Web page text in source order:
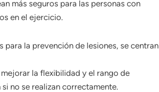
más seguros para las personas con
en el ejercicio.
la prevención de lesiones, se centran
la flexibilidad y el rango de
no se realizan correctamente.